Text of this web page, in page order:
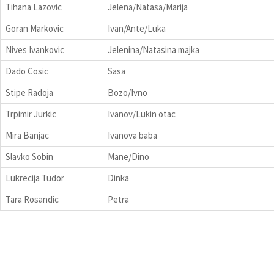
Tihana Lazovic
Jelena/Natasa/Marija
Goran Markovic
Ivan/Ante/Luka
Nives Ivankovic
Jelenina/Natasina majka
Dado Cosic
Sasa
Stipe Radoja
Bozo/Ivno
Trpimir Jurkic
Ivanov/Lukin otac
Mira Banjac
Ivanova baba
Slavko Sobin
Mane/Dino
Lukrecija Tudor
Dinka
Tara Rosandic
Petra